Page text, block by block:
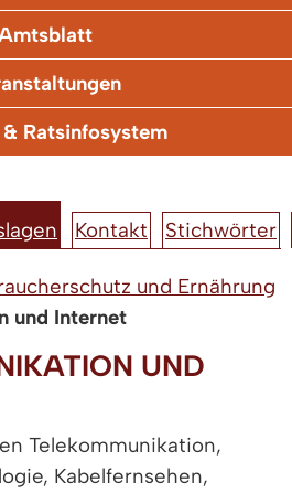
Ratsinfosystem
Kontakt Stichwörter
und Ernährung
und Internet
UND
Telekommunikation,
Kabelfernsehen,